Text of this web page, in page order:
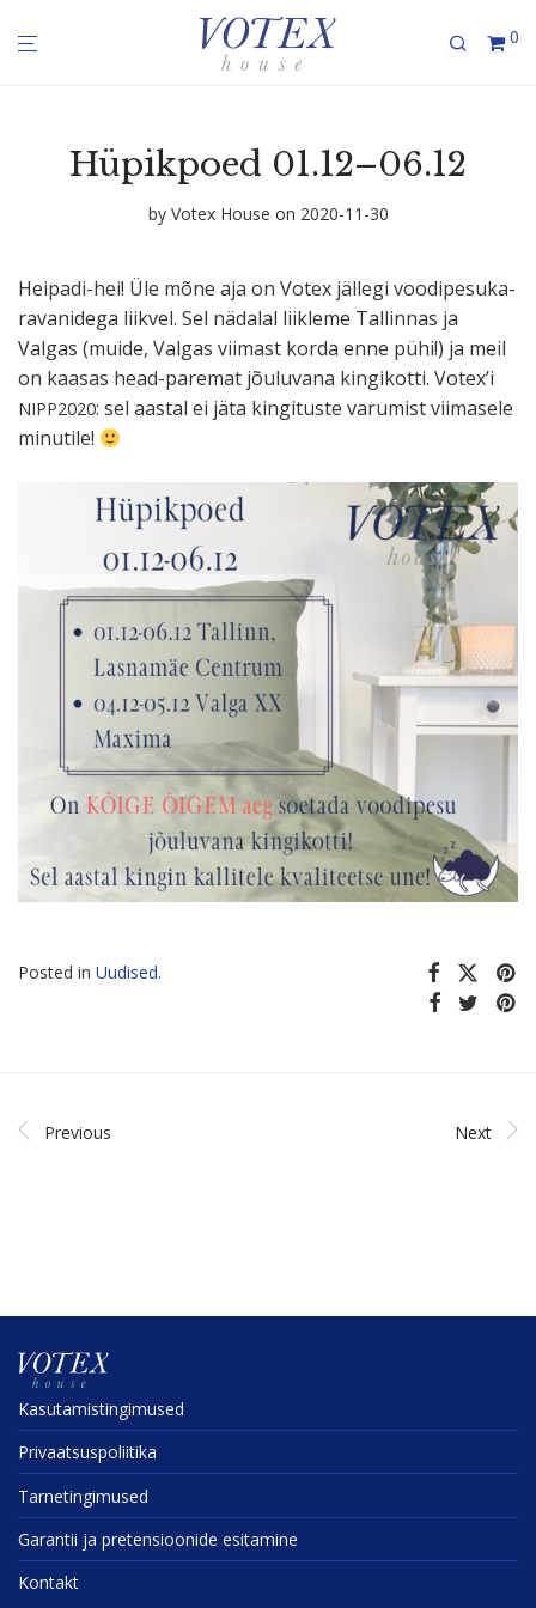
0
Hüpikpoed 01.12–06.12
by Votex House on 2020-11-30
Heipadi-hei! Üle mõne aja on Votex jällegi voodi­pe­su­ka­
ra­va­nidega liikvel. Sel nädalal liikleme Tallinnas ja
Valgas (muide, Valgas viimast korda enne pühi!) ja meil
on kaasas head-paremat jõuluvana kingi­kotti. Votex’i
NIPP2020: sel aastal ei jäta kingi­tuste varumist viimasele
minutile!
Posted in Uudised.
Previous Next
Kasuta­mis­tin­gi­mused
Privaat­sus­po­liitika
Tarne­tin­gi­mused
Garantii ja preten­sioonide esitamine
Kontakt